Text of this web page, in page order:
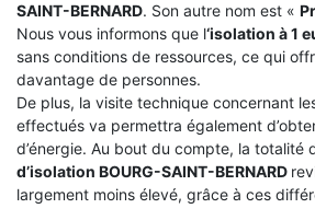
SAINT-BERNARD. Son autre nom est «
Nous vous informons que l‘isolation à 1
sans conditions de ressources, ce qui
davantage de personnes.
De plus, la visite technique concernant
effectués va permettra également
d’énergie. Au bout du compte, la totalité
d’isolation BOURG-SAINT-BERNARD
largement moins élevé, grâce à ces